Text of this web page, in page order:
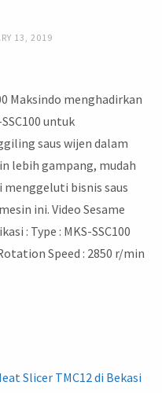
13, 2019
Maksindo menghadirkan
untuk
saus wijen dalam
lebih gampang, mudah
menggeluti bisnis saus
ini. Video Sesame
: Type : MKS-SSC100
Speed : 2850 r/min